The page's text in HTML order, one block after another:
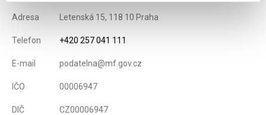
Adresa Letenská 15, 118 10 Praha
Telefon +420 257 041 111
E-mail podatelna@mf.gov.cz
IČO 00006947
DIČ CZ00006947